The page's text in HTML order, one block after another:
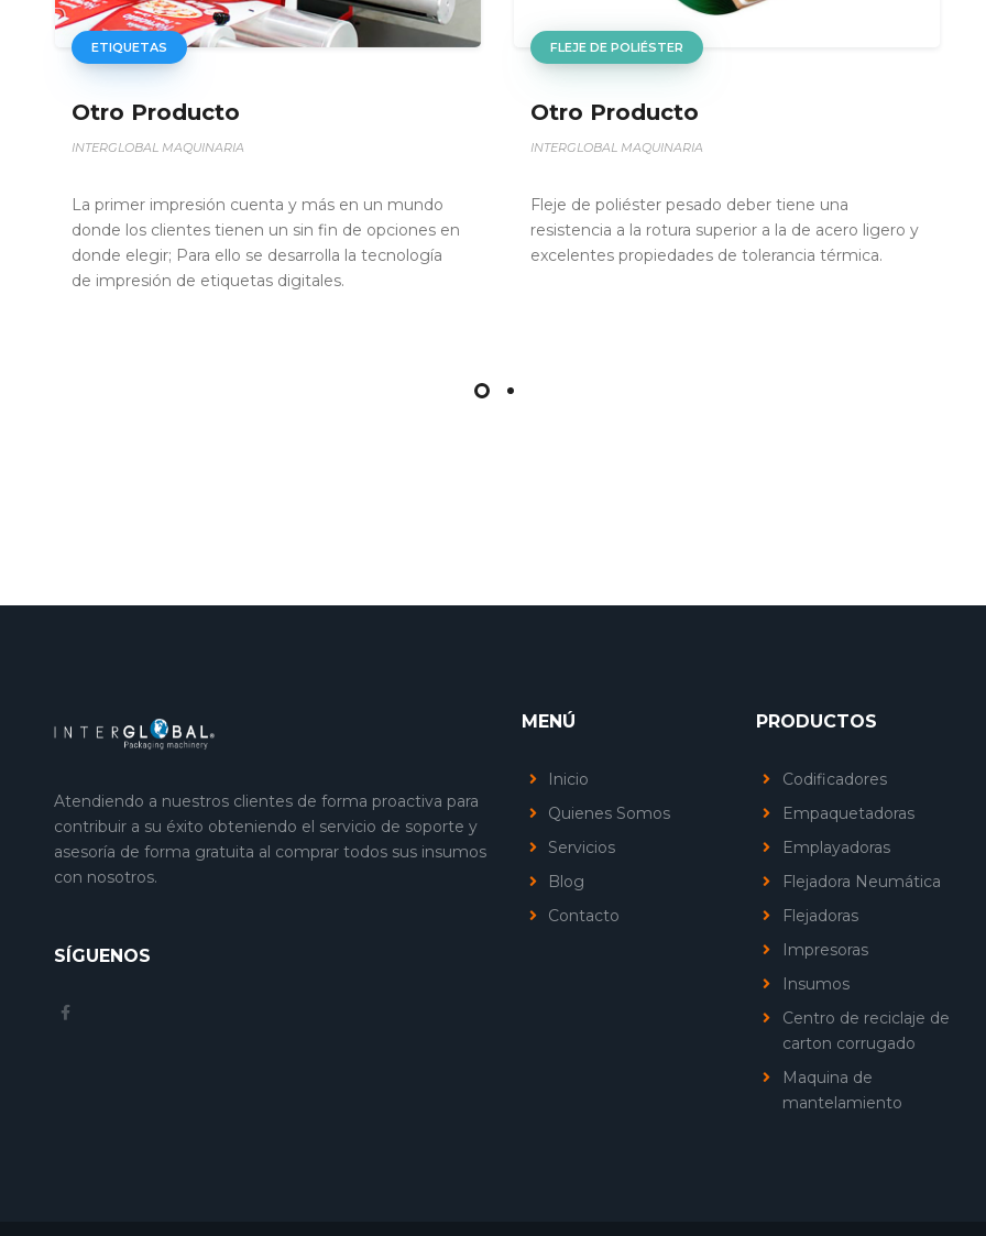
FLEJE DE POLIÉSTER
Otro Producto
INTERGLOBAL MAQUINARIA
Fleje de poliéster pesado deber tiene una
resistencia a la rotura superior a la de acero ligero y
excelentes propiedades de tolerancia térmica.
ROBBIN
Otro Producto
INTERGLOBAL MAQUINARIA
El Ribbons puede contener sustrato de cera, resina,
o la mezcla de ambos. En conjunto de una
impresora de calor genera una señal digital
Atendiendo a nuestros clientes de forma proactiva para
contribuir a su éxito obteniendo el servicio de soporte y
asesoría de forma gratuita al comprar todos sus insumos
con nosotros.
SÍGUENOS
MENÚ
Inicio
Quienes Somos
Servicios
Blog
Contacto
PRODUCTOS
Codificadores
Empaquetadoras
Emplayadoras
Flejadora Neumática
Flejadoras
Impresoras
Insumos
Centro de reciclaje de
carton corrugado
Maquina de
mantelamiento